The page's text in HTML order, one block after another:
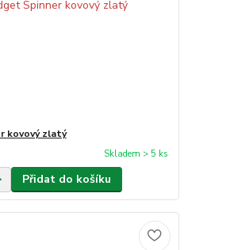
kovový zlatý
Skladem > 5 ks
Přidat do košíku